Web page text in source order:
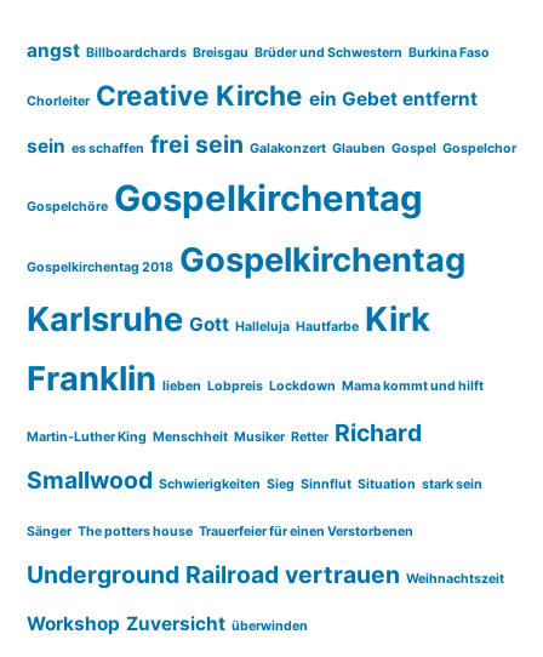
angst Billboardchards Breisgau Brüder und Schwestern Burkina Faso
Chorleiter Creative Kirche ein Gebet entfernt
sein es schaffen frei sein Galakonzert Glauben Gospel Gospelchor
Gospelchöre Gospelkirchentag
Gospelkirchentag 2018 Gospelkirchentag
Karlsruhe Gott Halleluja Hautfarbe Kirk
Franklin lieben Lobpreis Lockdown Mama kommt und hilft
Martin-Luther King Menschheit Musiker Retter Richard
Smallwood Schwierigkeiten Sieg Sinnflut Situation stark sein
Sänger The potters house Trauerfeier für einen Verstorbenen
Underground Railroad vertrauen Weihnachtszeit
Workshop Zuversicht überwinden